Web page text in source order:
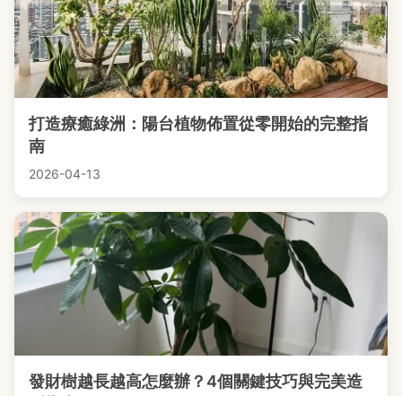
打造療癒綠洲：陽台植物佈置從零開始的完整指
南
2026-04-13
發財樹越長越高怎麼辦？4個關鍵技巧與完美造